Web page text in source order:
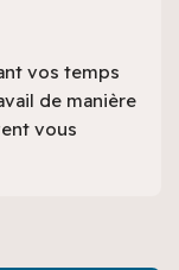
vos temps
de manière
vous